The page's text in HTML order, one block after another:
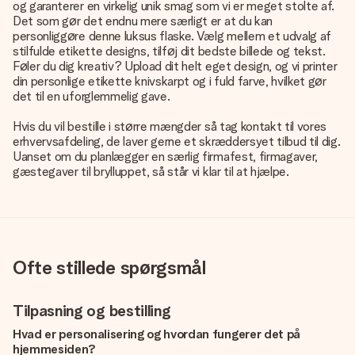
og garanterer en virkelig unik smag som vi er meget stolte af.
Det som gør det endnu mere særligt er at du kan
personliggøre denne luksus flaske. Vælg mellem et udvalg af
stilfulde etikette designs, tilføj dit bedste billede og tekst.
Føler du dig kreativ? Upload dit helt eget design, og vi printer
din personlige etikette knivskarpt og i fuld farve, hvilket gør
det til en uforglemmelig gave.
Hvis du vil bestille i større mængder så tag kontakt til vores
erhvervsafdeling, de laver gerne et skræddersyet tilbud til dig.
Uanset om du planlægger en særlig firmafest, firmagaver,
gæstegaver til brylluppet, så står vi klar til at hjælpe.
Ofte stillede spørgsmål
Tilpasning og bestilling
Hvad er personalisering og hvordan fungerer det på
hjemmesiden?